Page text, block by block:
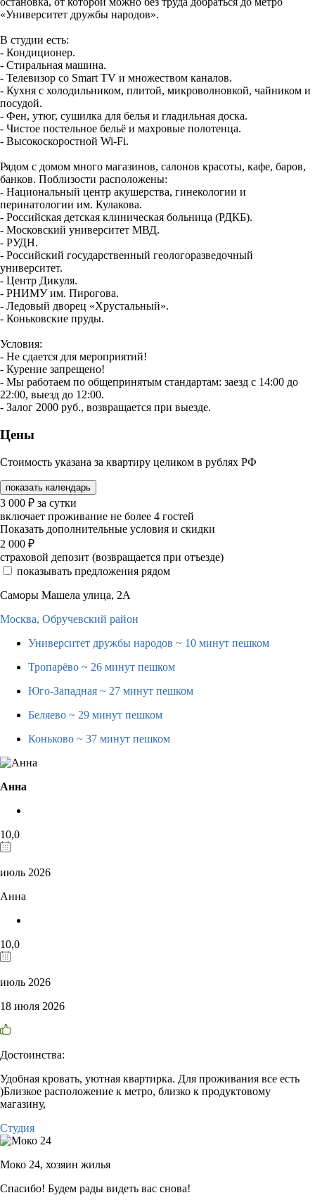
«Университет дружбы народов».
В студии есть:
- Кондиционер.
- Стиральная машина.
- Телевизор со Smart TV и множеством каналов.
- Кухня с холодильником, плитой, микроволновкой, чайником и
посудой.
- Фен, утюг, сушилка для белья и гладильная доска.
- Чистое постельное бельё и махровые полотенца.
- Высокоскоростной Wi-Fi.
Рядом с домом много магазинов, салонов красоты, кафе, баров,
банков. Поблизости расположены:
- Национальный центр акушерства, гинекологии и
перинатологии им. Кулакова.
- Российская детская клиническая больница (РДКБ).
- Московский университет МВД.
- РУДН.
- Российский государственный геологоразведочный
университет.
- Центр Дикуля.
- РНИМУ им. Пирогова.
- Ледовый дворец «Хрустальный».
- Коньковские пруды.
Условия:
- Не сдается для мероприятий!
- Курение запрещено!
- Мы работаем по общепринятым стандартам: заезд с 14:00 до
22:00, выезд до 12:00.
- Залог 2000 руб., возвращается при выезде.
Цены
Стоимость указана за квартиру целиком в рублях РФ
показать календарь
3 000 ₽ за сутки
включает проживание не более 4 гостей
Показать дополнительные условия и скидки
2 000 ₽
страховой депозит (возвращается при отъезде)
показывать предложения рядом
Саморы Машела улица, 2А
Москва, Обручевский район
Университет дружбы народов ~ 10 минут пешком
Тропарёво ~ 26 минут пешком
Юго-Западная ~ 27 минут пешком
Беляево ~ 29 минут пешком
Коньково ~ 37 минут пешком
Анна
10,0
июль 2026
Анна
10,0
июль 2026
18 июля 2026
Достоинства:
Удобная кровать, уютная квартирка. Для проживания все есть
)Близкое расположение к метро, близко к продуктовому
магазину,
Студия
Моко 24, хозяин жилья
Спасибо! Будем рады видеть вас снова!